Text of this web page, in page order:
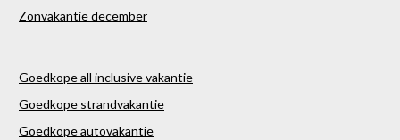
Zonvakantie december
Goedkope all inclusive vakantie
Goedkope strandvakantie
Goedkope autovakantie